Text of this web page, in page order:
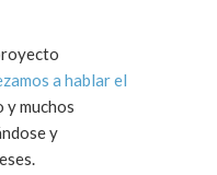
a hablar el
muchos
y